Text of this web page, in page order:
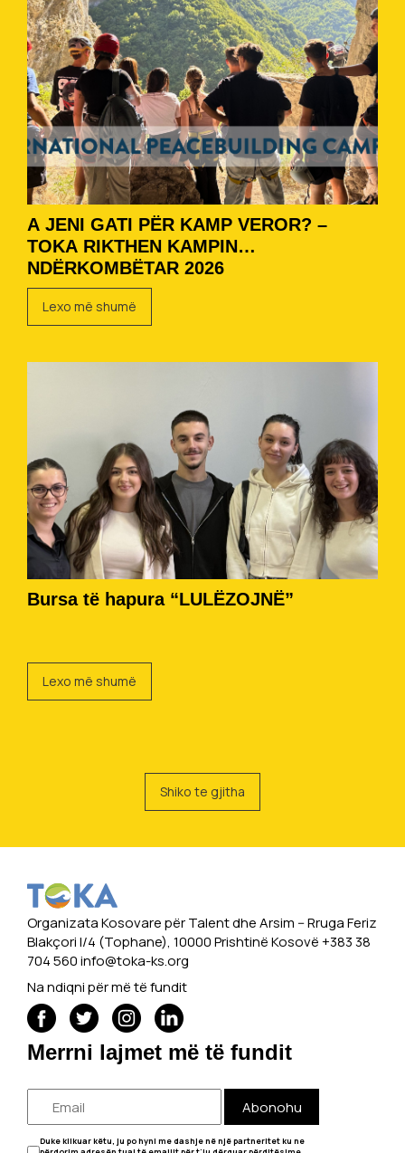
A JENI GATI PËR KAMP VEROR? –
TOKA RIKTHEN KAMPIN
NDËRKOMBËTAR 2026
Lexo më shumë
Bursa të hapura “LULËZOJNË”
Lexo më shumë
Shiko te gjitha
Organizata Kosovare për Talent dhe Arsim -- Rruga Feriz
Blakçori I/4 (Tophane), 10000 Prishtinë Kosovë +383 38
704 560info@toka-ks.org
Na ndiqni për më të fundit
Merrni lajmet më të fundit
Abonohu
Duke klikuar këtu, ju po hyni me dashje në një partneritet ku ne